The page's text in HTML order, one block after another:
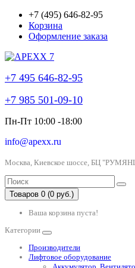
+7 (495) 646-82-95
Корзина
Оформление заказа
+7 495 646-82-95
+7 985 501-09-10
Пн-Пт 10:00 -18:00
info@apexx.ru
Москва, Киевское шоссе, БЦ
Товаров 0 (0 руб.)
Ваша корзина пуста!
Категории
Производители
Лифтовое оборудование